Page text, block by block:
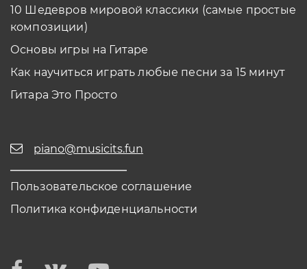
10 Шедевров мировой классики (самые простые
композиции)
Основы игры на Гитаре
Как научиться играть любые песни за 15 минут
Гитара Это Просто
piano@musicits.fun
Пользовательское соглашение
Политика конфиденциальности